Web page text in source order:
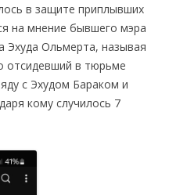
в защите приплывших
на мнение бывшего мэра
Эхуда Ольмерта, называя
отсидевший в тюрьме
с Эхудом Бараком и
кому случилось 7